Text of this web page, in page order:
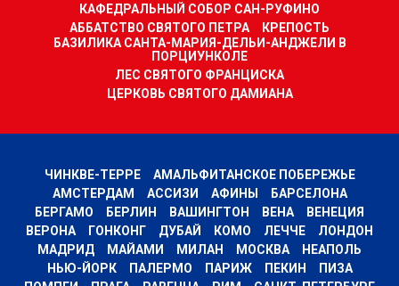
КАФЕДРАЛЬНЫЙ СОБОР САН-РУФИНО
АББАТСТВО СВЯТОГО ПЕТРА
КРЕПОСТЬ
БАЗИЛИКА САНТА-МАРИЯ-ДЕЛЬИ-АНДЖЕЛИ В
ПОРЦИУНКОЛЕ
ЛЕС СВЯТОГО ФРАНЦИСКА
ЦЕРКОВЬ СВЯТОГО ДАМИАНА
ЧИНКВЕ-ТЕРРЕ
АМАЛЬФИТАНСКОЕ ПОБЕРЕЖЬЕ
АМСТЕРДАМ
АССИЗИ АФИНЫ
БАРСЕЛОНА
БЕРГАМО
БЕРЛИН ВАШИНГТОН ВЕНА
ВЕНЕЦИЯ
ВЕРОНА
ГОНКОНГ ДУБАЙ КОМО ЛЕЧЧЕ
ЛОНДОН
МАДРИД
МАЙАМИ МИЛАН МОСКВА
НЕАПОЛЬ
НЬЮ-ЙОРК
ПАЛЕРМО ПАРИЖ ПЕКИН
ПИЗА